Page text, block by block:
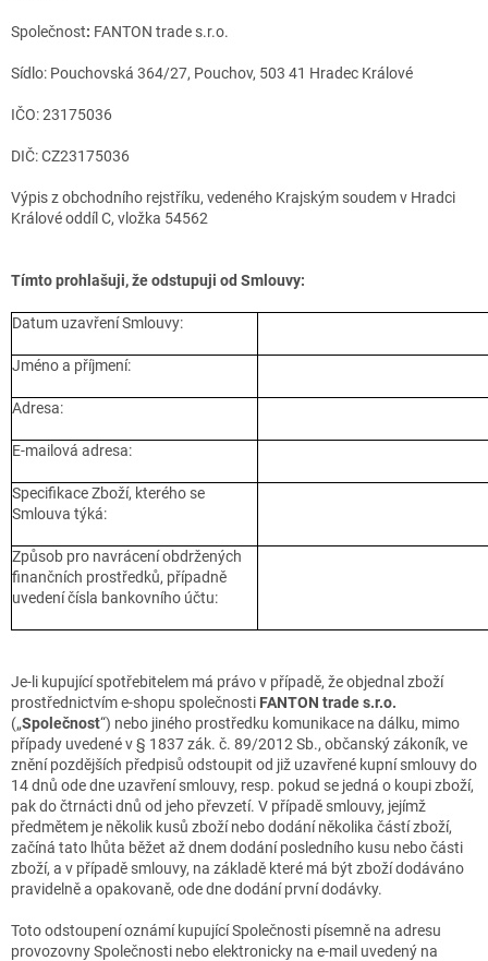
Společnost: FANTON trade s.r.o.
Sídlo: Pouchovská 364/27, Pouchov, 503 41 Hradec Králové
IČO: 23175036
DIČ: CZ23175036
Výpis z obchodního rejstříku, vedeného Krajským soudem v Hradci
Králové oddíl C, vložka 54562
Tímto prohlašuji, že odstupuji od Smlouvy:
Datum uzavření Smlouvy:
Jméno a příjmení:
Adresa:
E-mailová adresa:
Specifikace Zboží, kterého se
Smlouva týká:
Způsob pro navrácení obdržených
finančních prostředků, případně
uvedení čísla bankovního účtu:
Je-li kupující spotřebitelem má právo v případě, že objednal zboží
prostřednictvím e-shopu společnosti FANTON trade s.r.o.
(„Společnost“) nebo jiného prostředku komunikace na dálku, mimo
případy uvedené v § 1837 zák. č. 89/2012 Sb., občanský zákoník, ve
znění pozdějších předpisů odstoupit od již uzavřené kupní smlouvy do
14 dnů ode dne uzavření smlouvy, resp. pokud se jedná o koupi zboží,
pak do čtrnácti dnů od jeho převzetí. V případě smlouvy, jejímž
předmětem je několik kusů zboží nebo dodání několika částí zboží,
začíná tato lhůta běžet až dnem dodání posledního kusu nebo části
zboží, a v případě smlouvy, na základě které má být zboží dodáváno
pravidelně a opakovaně, ode dne dodání první dodávky.
Toto odstoupení oznámí kupující Společnosti písemně na adresu
provozovny Společnosti nebo elektronicky na e-mail uvedený na